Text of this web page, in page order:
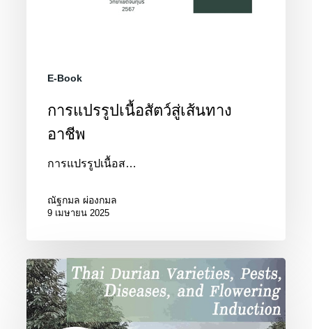
E-Book
การแปรรูปเนื้อสัตว์สู่เส้นทาง
อาชีพ
การแปรรูปเนื้อส…
ณัฐกมล ผ่องกมล
9 เมษายน 2025
Thai
Durian
Varieties,
Pests,